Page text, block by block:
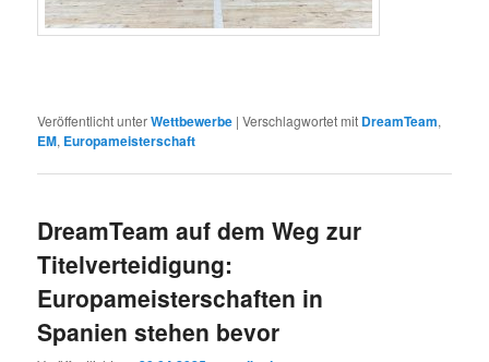
Veröffentlicht unterWettbewerbe |Verschlagwortet mit DreamTeam,
EM, Europameisterschaft
DreamTeam auf dem Weg zur
Titelverteidigung:
Europameisterschaften in
Spanien stehen bevor